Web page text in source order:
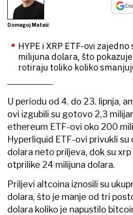
Domagoj Mataić
HYPE i XRP ETF-ovi
milijuna dolara, što
rotiraju toliko koliko
U periodu od 4. do 23. lipnja,
ovi izgubili su gotovo 2,3
ethereum ETF-ovi oko 200
Hyperliquid ETF-ovi privukli su
dolara neto priljeva, dok su
otprilike 24 milijuna dolara.
Priljevi altcoina iznosili su
dolara, što je manje od tri
dolara koliko je napustilo